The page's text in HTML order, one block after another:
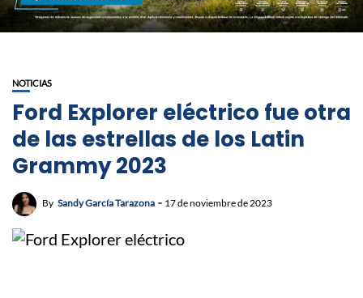
NOTICIAS
Ford Explorer eléctrico fue otra
de las estrellas de los Latin
Grammy 2023
By Sandy García Tarazona 17 de noviembre de 2023